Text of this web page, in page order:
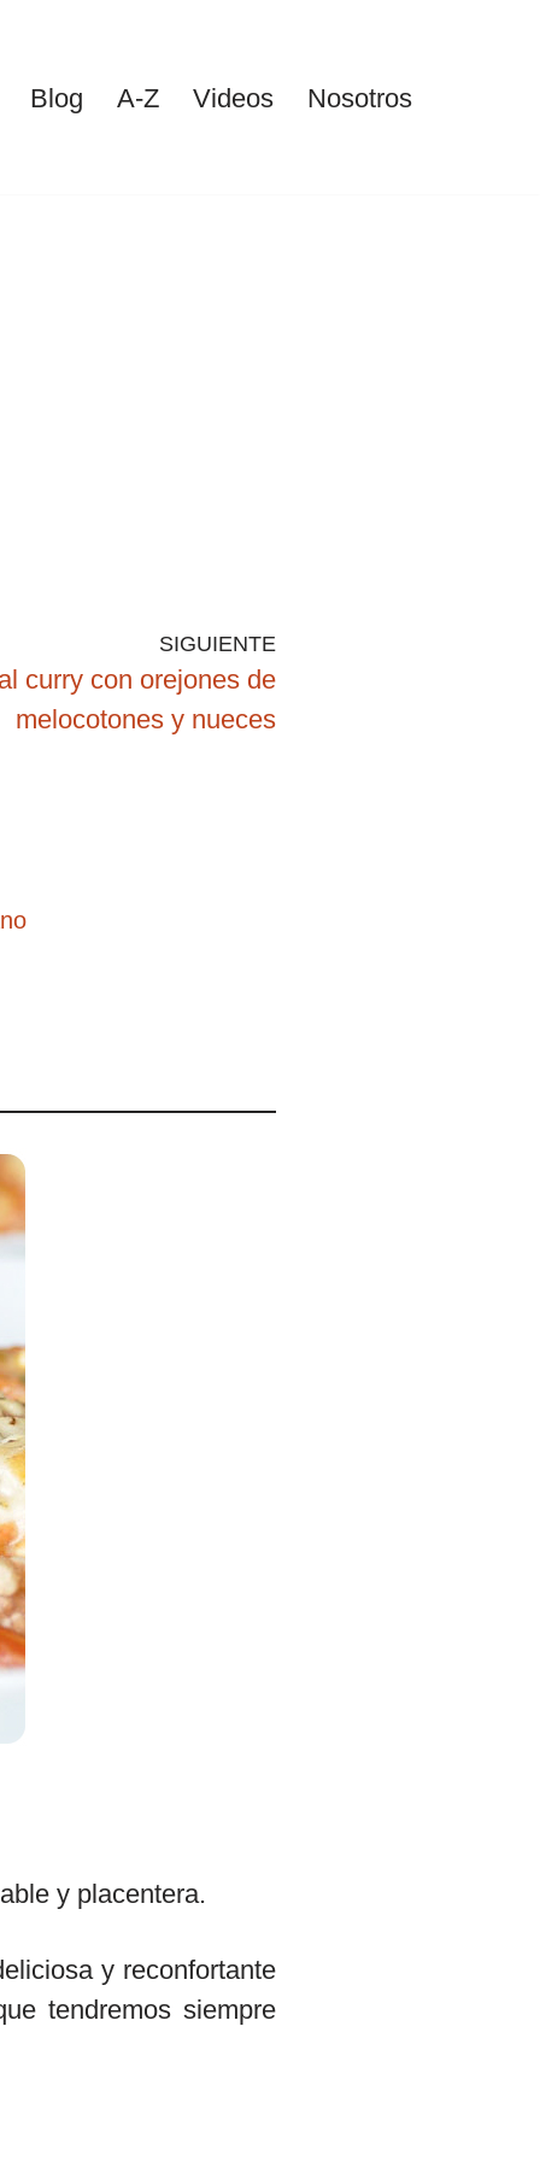
Blog A-Z Videos Nosotros
SIGUIENTE
curry con orejones de
melocotones y nueces
y placentera.
y reconfortante
tendremos siempre